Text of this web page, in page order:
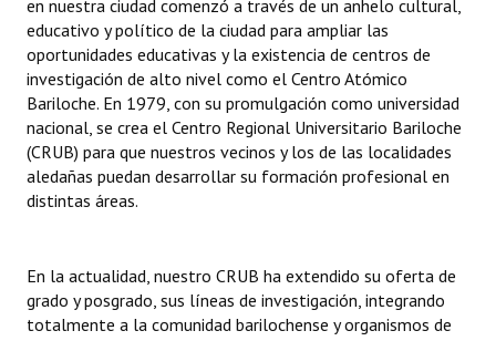
en nuestra ciudad comenzó a través de un anhelo cultural,
educativo y político de la ciudad para ampliar las
oportunidades educativas y la existencia de centros de
investigación de alto nivel como el Centro Atómico
Bariloche. En 1979, con su promulgación como universidad
nacional, se crea el Centro Regional Universitario Bariloche
(CRUB) para que nuestros vecinos y los de las localidades
aledañas puedan desarrollar su formación profesional en
distintas áreas.
En la actualidad, nuestro CRUB ha extendido su oferta de
grado y posgrado, sus líneas de investigación, integrando
totalmente a la comunidad barilochense y organismos de